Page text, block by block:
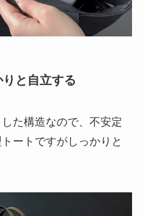
と自立する
た構造なので、不安定
ートですがしっかりと